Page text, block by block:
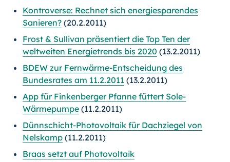
Kontroverse: Rechnet sich energiesparendes
Sanieren? (20.2.2011)
Frost & Sullivan präsentiert die Top Ten der
weltweiten Energietrends bis 2020 (13.2.2011)
BDEW zur Fernwärme-Entscheidung des
Bundesrates am 11.2.2011 (13.2.2011)
App für Finkenberger Pfanne füttert Sole-
Wärmepumpe (11.2.2011)
Dünnschicht-Photovoltaik für Dachziegel von
Nelskamp (11.2.2011)
Braas setzt auf Photovoltaik